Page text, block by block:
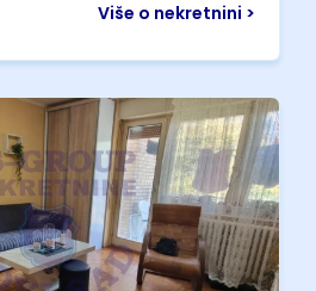
Više o nekretnini >